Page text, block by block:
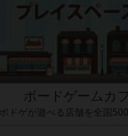
ボードゲームカ
ボドゲが遊べる店舗を全国